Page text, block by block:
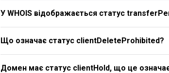
У WHOIS відображається статус
Що означає статус clientDeleteProhibited?
Домен має статус clientHold, що це